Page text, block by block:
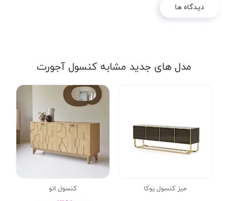
دیدگاه ها
مدل های جدید مشابه کنسول آجورت
میز کنسول یوکا
کنسول اتو